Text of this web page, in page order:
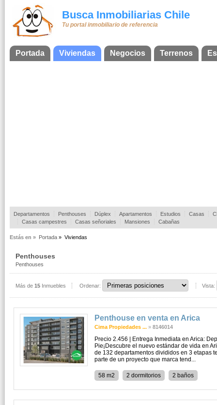
Busca Inmobiliarias Chile
Tu portal inmobiliario de referencia
Portada Viviendas Negocios Terrenos
Departamentos Penthouses Dúplex Apartamentos Estudios Casas
Casas campestres
Casas señoriales Mansiones Cabañas
Estás en » Portada » Viviendas
Penthouses
Penthouses
Más de 15 Inmuebles Ordenar: Vista:
Penthouse en venta en Arica
Cima Propiedades ... » 8146014
Precio 2.456 | Entrega Inmediata en Arica:
Pie¡Descubre el nuevo estándar de vida en
de 132 departamentos divididos en 3 etapas
parte de un proyecto que marca tend...
58 m2 2 dormitorios 2 baños